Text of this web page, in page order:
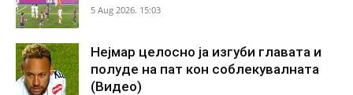
5 Aug 2026. 15:03
Нејмар целосно ја изгуби главата и
полуде на пат кон соблекувалната
(Видео)